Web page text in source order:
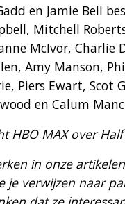
en Jamie Bell
Mitchell
McIvor, Charlie
Amy Manson,
Piers Ewart, Scot
en Calum
HBO MAX over
in onze
je verwijzen naar